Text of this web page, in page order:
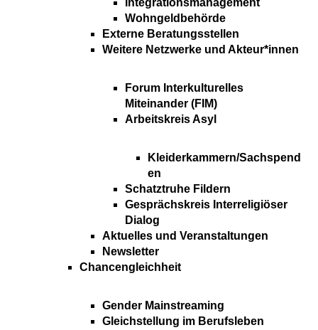
Integrationsmanagement
Wohngeldbehörde
Externe Beratungsstellen
Weitere Netzwerke und Akteur*innen
Forum Interkulturelles
Miteinander (FIM)
Arbeitskreis Asyl
Kleiderkammern/Sachspend
en
Schatztruhe Fildern
Gesprächskreis Interreligiöser
Dialog
Aktuelles und Veranstaltungen
Newsletter
Chancengleichheit
Gender Mainstreaming
Gleichstellung im Berufsleben